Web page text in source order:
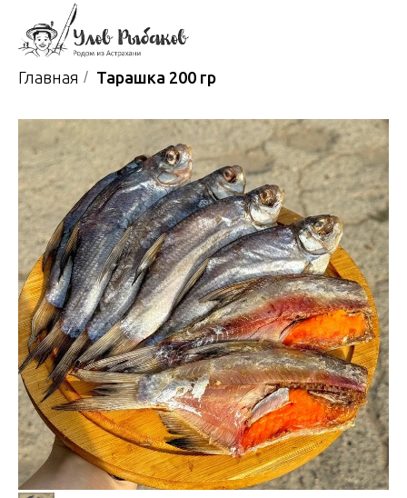
Главная / Тарашка 200 гр